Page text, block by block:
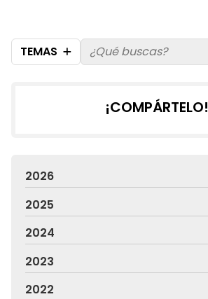
TEMAS
¡COMPÁRTELO!
2026
2025
2024
2023
2022